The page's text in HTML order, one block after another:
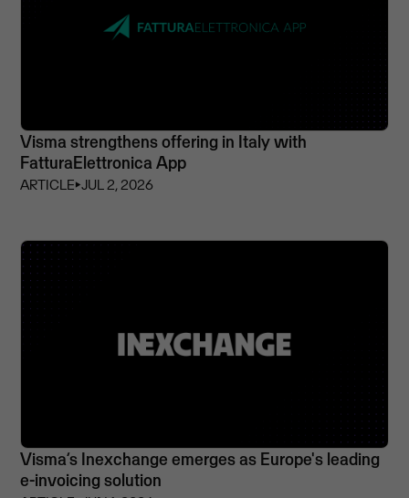
Visma strengthens offering in Italy with
FatturaElettronica App
ARTICLE⏵JUL 2, 2026
Visma’s Inexchange emerges as Europe's leading
e-invoicing solution